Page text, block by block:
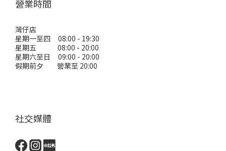
營業時間
灣仔店
星期一至四 08:00 - 19:30
星期五 08:00 - 20:00
星期六至日 09:00 - 20:00
假期前夕 營業至 20:00
社交媒體